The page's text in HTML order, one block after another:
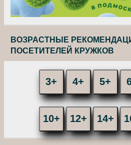
ВОЗРАСТНЫЕ
ПОСЕТИТЕЛЕЙ КРУЖКОВ
3+ 4+ 5+
10+ 12+ 14+